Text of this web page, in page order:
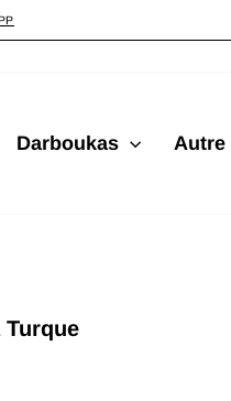
Darboukas Autre
Turque